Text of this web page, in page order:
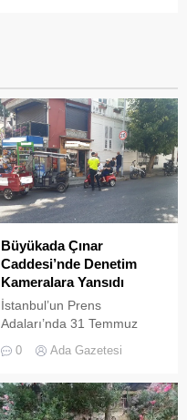
Büyükada Çınar
Caddesi’nde Denetim
Kameralara Yansıdı
İstanbul’un Prens
Adaları’nda 31 Temmuz
L2 sınıfı (3 tekerlekli)
ardından başlayan
denetimler, uygulamanın
0 Ada Gazetesi